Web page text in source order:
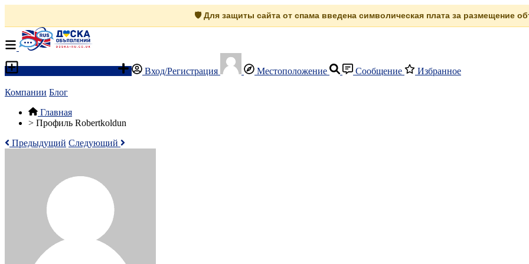
🛡️ Для защиты сайта от спама введена символическая плата за размещение
Вход/Регистрация Местоположение Сообщение Избранное
Компании Блог
Главная
> Профиль Robertkoldun
Предыдущий Следующий